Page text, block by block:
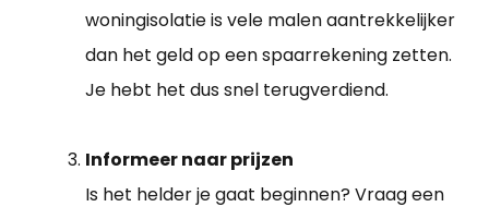
woningisolatie is vele malen aantrekkelijker
dan het geld op een spaarrekening zetten.
Je hebt het dus snel terugverdiend.
Informeer naar prijzen
Is het helder je gaat beginnen? Vraag een